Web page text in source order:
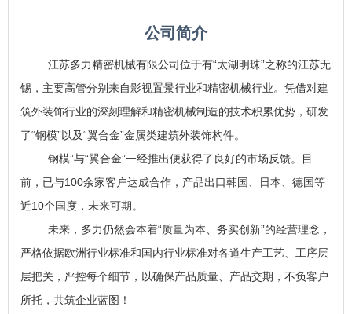
公司简介
江苏多力精密机械有限公司位于有“太湖明珠”之称的江苏无
锡，主要高管分别来自影视置景行业和精密机械行业。凭借对建
筑外装饰行业的深刻理解和精密机械制造的技术积累优势，研发
了“钢模”以及“翼合金”金属类建筑外装饰构件。
钢模”与“翼合金”一经推出便获得了良好的市场反馈。目
前，已与100余家客户达成合作，产品出口韩国、日本、德国等
近10个国度，未来可期。
未来，多力仍然会本着“质量为本、务实创新”的经营理念，
严格依据欧洲行业标准和国内行业标准对各道生产工艺、工序层
层把关，严控每个细节，以确保产品质量、产品交期，不负客户
所托，共筑企业蓝图！